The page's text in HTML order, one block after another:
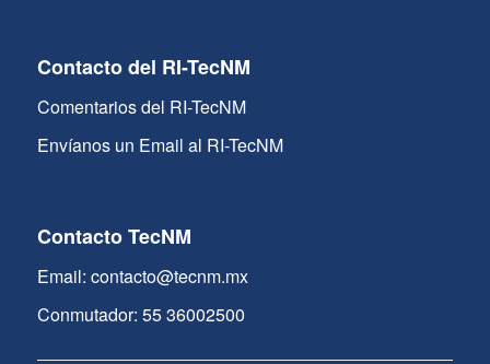
Contacto del RI-TecNM
Comentarios del RI-TecNM
Envíanos un Email al RI-TecNM
Contacto TecNM
Email: contacto@tecnm.mx
Conmutador: 55 36002500